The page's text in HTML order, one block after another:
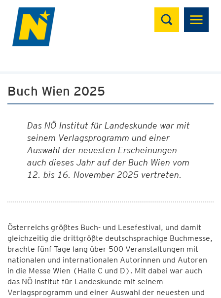
Suchen
Buch Wien 2025
Das NÖ Institut für Landeskunde war mit
seinem Verlagsprogramm und einer
Auswahl der neuesten Erscheinungen
auch dieses Jahr auf der Buch Wien vom
12. bis 16. November 2025 vertreten.
Österreichs größtes Buch- und Lesefestival, und damit
gleichzeitig die drittgrößte deutschsprachige Buchmesse,
brachte fünf Tage lang über 500 Veranstaltungen mit
nationalen und internationalen Autorinnen und Autoren
in die Messe Wien (Halle C und D). Mit dabei war auch
das NÖ Institut für Landeskunde mit seinem
Verlagsprogramm und einer Auswahl der neuesten und